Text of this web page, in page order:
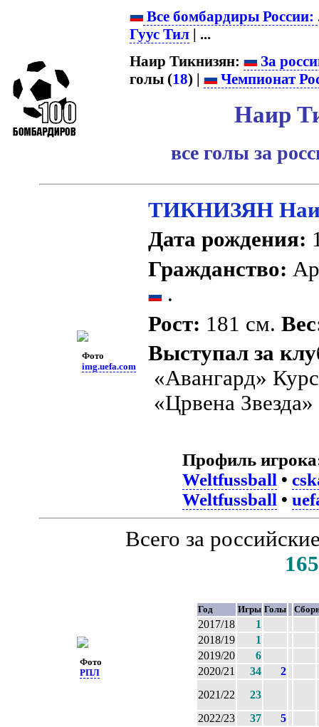
Все бомбардиры России:
Гуус Тил | ...
Наир Тикнизян:
За
голы (18) | Чемпионат
Наир
все голы за
Фото
img.uefa.com
ТИКНИЗЯН
Дата рождения:
Гражданство:
.
Рост: 181 см.
Выступал за
«Авангард»
«Црвена
Профиль
Weltfussball •
Weltfussball •
Фото
РПЛ
Всего за
165
Год Игры Голы
2017/18
1
2018/19
1
2019/20
6
2020/21
34
2
2021/22
23
2022/23
37
5